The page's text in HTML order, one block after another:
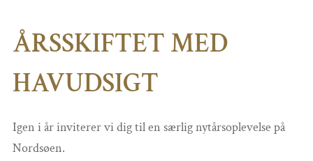
ÅRSSKIFTET MED
HAVUDSIGT
Igen i år inviterer vi dig til en særlig nytårsoplevelse på
Nordsøen.